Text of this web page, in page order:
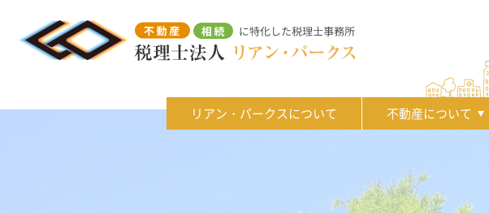
リアン・パークスについて 不動産について